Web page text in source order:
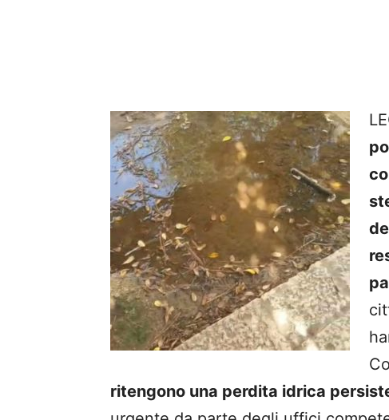
ritengono una perdita idrica